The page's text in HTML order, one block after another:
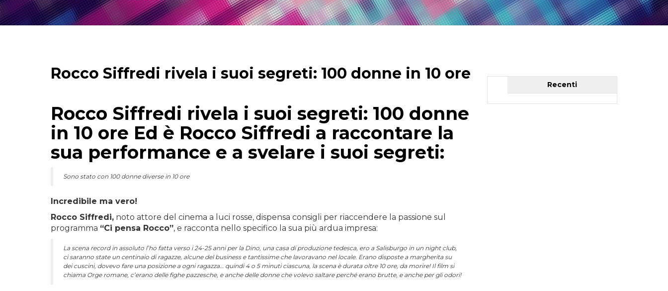
Rocco Siffredi rivela i suoi segreti: 100 donne in 10 ore
Rocco Siffredi rivela i suoi segreti: 100 donne
in 10 ore Ed è Rocco Siffredi a raccontare la
sua performance e a svelare i suoi segreti:
Sono stato con 100 donne diverse in 10 ore
Incredibile ma vero!
Rocco Siffredi, noto attore del cinema a luci rosse, dispensa consigli per riaccendere la passione sul
programma “Ci pensa Rocco”, e racconta nello specifico la sua più ardua impresa:
La scena record in assoluto l’ho fatta verso i 24-25 anni per la Dino, una casa di produzione tedesca, ero a Salisburgo in un night club,
ci saranno state un centinaio di ragazze, alcune del business e tantissime che lavoravano nel locale. Erano disposte a margherita su
dei cuscini, dovevo fare una posizione a ogni ragazza… quindi 4 o 5 minuti ciascuna, la scena è durata oltre 10 ore, da morire! Il film si
chiama Orge romane, c’erano delle fighe pazzesche, e anche delle donne che volevo saltare perché erano brutte, e anche per gli odori!
Recenti